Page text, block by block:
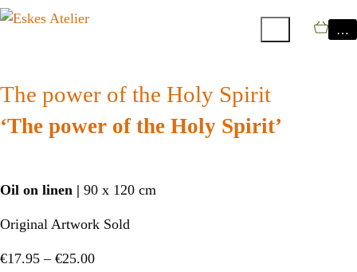
…
The power of the Holy Spirit
‘The power of the Holy Spirit’
Oil on linen | 90 x 120 cm
Original Artwork Sold
€17.95 – €25.00Prijsklasse: